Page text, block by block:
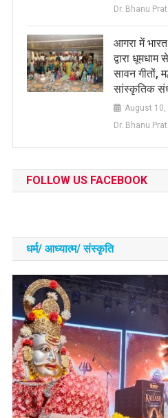
Dr. Bhanu
आगरा में
द्वारा
सावन गीतों,
सांस्कृतिक
August 10,
Dr. Bhanu
FOLLOW US FACEBOOK
धर्म/ आध्‍यात्‍म/ संस्‍कृति